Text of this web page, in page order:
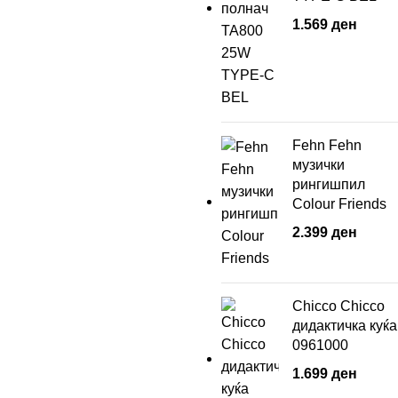
1.569 ден
Fehn Fehn
музички
рингишпил
Colour Friends
2.399 ден
Chicco Chicco
дидактичка куќа
0961000
1.699 ден